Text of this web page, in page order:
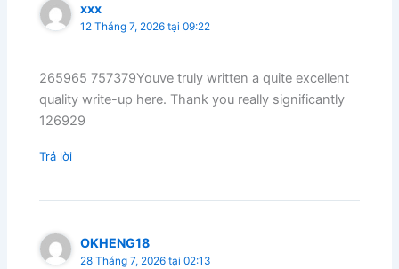
xxx
12 Tháng 7, 2026 tại 09:22
265965 757379Youve truly written a quite excellent
quality write-up here. Thank you really significantly
126929
Trả lời
OKHENG18
28 Tháng 7, 2026 tại 02:13